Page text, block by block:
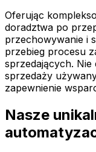
Oferując
doradztwa po
przechowywanie i
przebieg procesu
sprzedających.
sprzedaży
zapewnienie
Nasze